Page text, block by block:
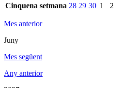
Cinquena setmana 28 29 30 1 2
Mes anterior
Juny
Mes següent
Any anterior